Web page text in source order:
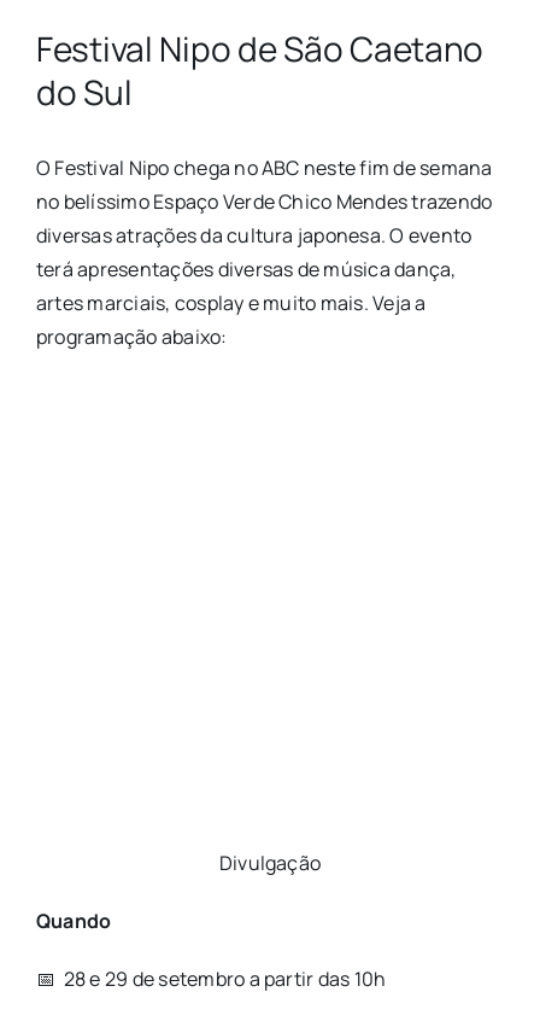
Festival Nipo de São Caetano
do Sul
O Festival Nipo chega no ABC neste fim de semana
no belíssimoEspaço Verde Chico Mendes trazendo
diversas atrações da cultura japonesa. O evento
terá apresentações diversas de música dança,
artes marciais, cosplay e muito mais. Veja a
programação abaixo:
Divulgação
Quando
📅 28 e 29 de setembro a partir das 10h